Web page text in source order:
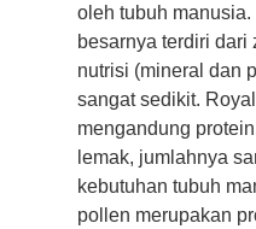
oleh tubuh
besarnya terdiri dari
nutrisi (mineral dan
sangat sedikit.
mengandung
lemak, jumlahnya
kebutuhan tubuh
pollen merupakan